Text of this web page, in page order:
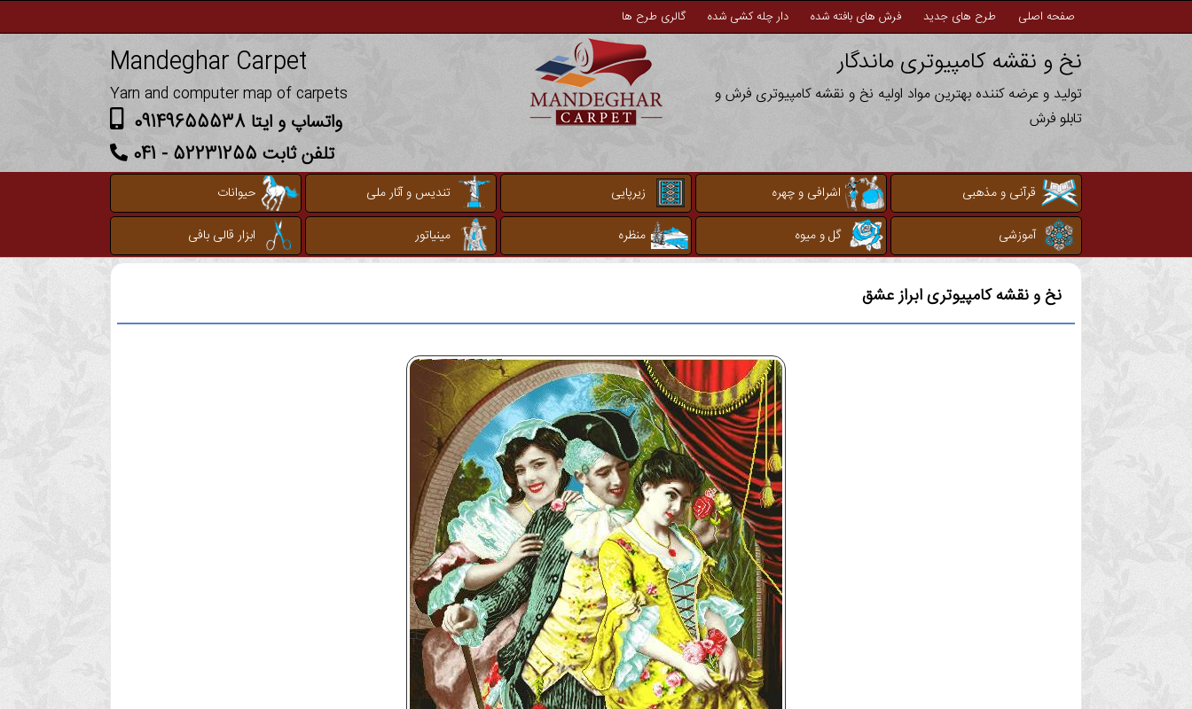
صفحه اصلی طرح های جدید فرش های بافته شده دار چله کشی شده گالری طرح ها
نخ و نقشه کامپیوتری ماندگار
تولید و عرضه کننده بهترین مواد اولیه نخ و نقشه کامپیوتری فرش و
تابلو فرش
Mandeghar Carpet
Yarn and computer map of carpets
واتساپ و ایتا 09149655538
تلفن ثابت 52231255 - 041
قرآنی و مذهبی اشرافی و چهره زیرپایی تندیس و آثار ملی
حیوانات
آموزشی
گل و میوه منظره مینیاتور ابزار قالی بافی
نخ و نقشه کامپیوتریابراز عشق